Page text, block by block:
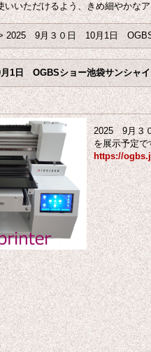
いいただけるよう、きめ細やかな
2025 9月３０日 10月1日 OGBS
日 OGBSショー池袋サンシャ
2025 9月３
を展示予定で
https://